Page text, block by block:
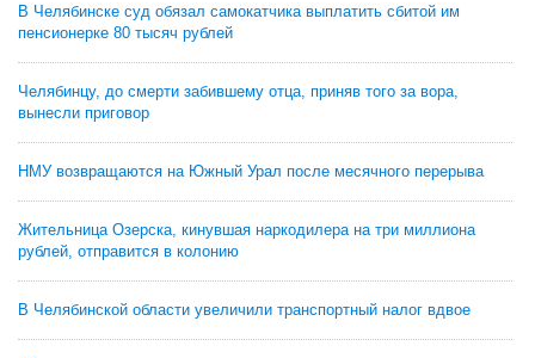
В Челябинске суд обязал самокатчика выплатить сбитой им
пенсионерке 80 тысяч рублей
Челябинцу, до смерти забившему отца, приняв того за вора,
вынесли приговор
НМУ возвращаются на Южный Урал после месячного перерыва
Жительница Озерска, кинувшая наркодилера на три миллиона
рублей, отправится в колонию
В Челябинской области увеличили транспортный налог вдвое